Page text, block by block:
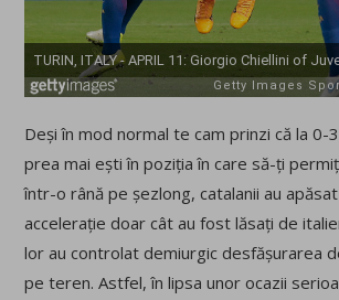
Deși în mod normal te cam prinzi că la 0-
prea mai ești în poziția în care să-ți
într-o rână pe șezlong, catalanii au
accelerație doar cât au fost lăsați de
lor au controlat demiurgic desfășurarea
pe teren. Astfel, în lipsa unor ocazii